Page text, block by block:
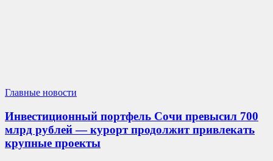
Главные новости
Инвестиционный портфель Сочи превысил 700
млрд рублей — курорт продолжит привлекать
крупные проекты